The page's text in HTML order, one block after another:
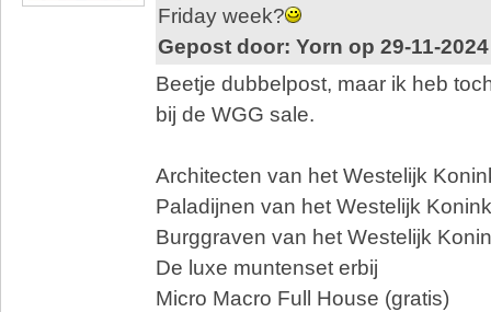
Friday week?
Gepost door: Yorn op 29-11-
Beetje dubbelpost, maar ik heb
bij de WGG sale.
Architecten van het Westelijk
Paladijnen van het Westelijk
Burggraven van het Westelijk
De luxe muntenset erbij
Micro Macro Full House (gratis)